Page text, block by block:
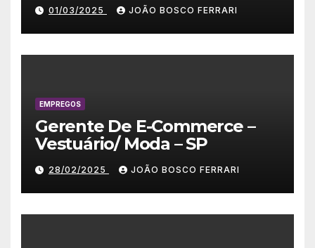
01/03/2025 JOÃO BOSCO FERRARI
EMPREGOS
Gerente De E-Commerce –
Vestuário/ Moda – SP
28/02/2025 JOÃO BOSCO FERRARI